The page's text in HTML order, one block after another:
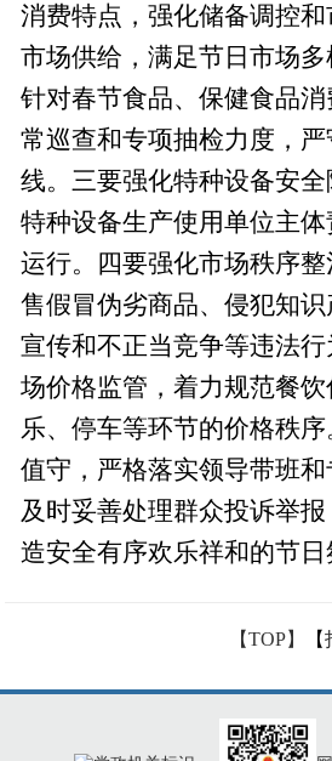
消费特点，强化储备调控
市场供给，满足节日市场
针对春节食品、保健食品消
常巡查和专项抽检力度，
线。三要强化特种设备安
特种设备生产使用单位主
运行。四要强化市场秩序整
售假冒伪劣商品、侵犯知
宣传和不正当竞争等违法
场价格监管，着力规范餐
乐、停车等环节的价格秩
值守，严格落实领导带班和
及时妥善处理群众投诉举
造安全有序欢乐祥和的节日
【TOP】 【